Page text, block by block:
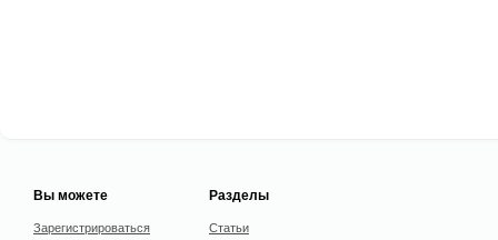
Вы можете
Зарегистрироваться
Разделы
Статьи